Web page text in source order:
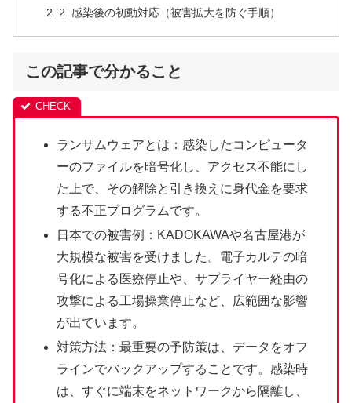
2. 感染後の初動対応（被害拡大を防ぐ手順）
この記事で分かること
ランサムウェアとは：感染したコンピュータ
ーのファイルを暗号化し、アクセス不能にし
た上で、その解除と引き換えに身代金を要求
する不正プログラムです。
日本での被害例：KADOKAWAや名古屋港が
大規模な被害を受けました。電子カルテの暗
号化による医療停止や、サプライヤー経由の
攻撃による工場操業停止など、広範囲な影響
が出ています。
対策方法：最重要の予防策は、データをオフ
ラインでバックアップすることです。感染時
は、すぐに端末をネットワークから隔離し、